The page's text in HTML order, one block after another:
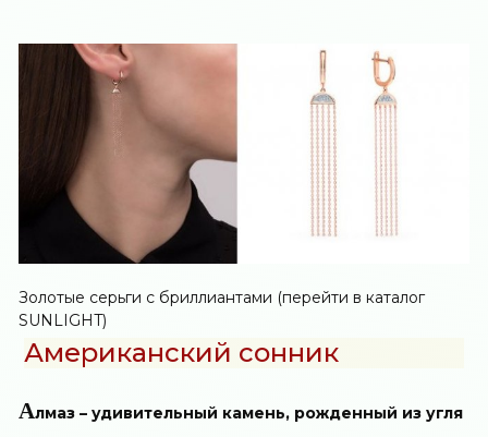
Золотые серьги с бриллиантами (перейти в каталог
SUNLIGHT)
Американский сонник
Алмаз – удивительный камень, рожденный из угля